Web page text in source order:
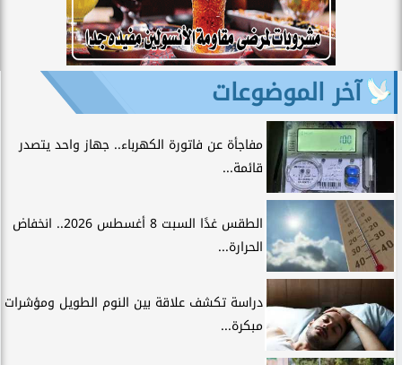
آخر الموضوعات
مفاجأة عن فاتورة الكهرباء.. جهاز واحد يتصدر
قائمة...
الطقس غدًا السبت 8 أغسطس 2026.. انخفاض
الحرارة...
دراسة تكشف علاقة بين النوم الطويل ومؤشرات
مبكرة...